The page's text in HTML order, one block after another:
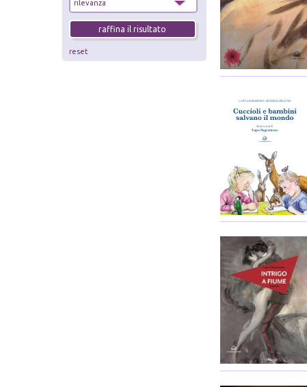
reset